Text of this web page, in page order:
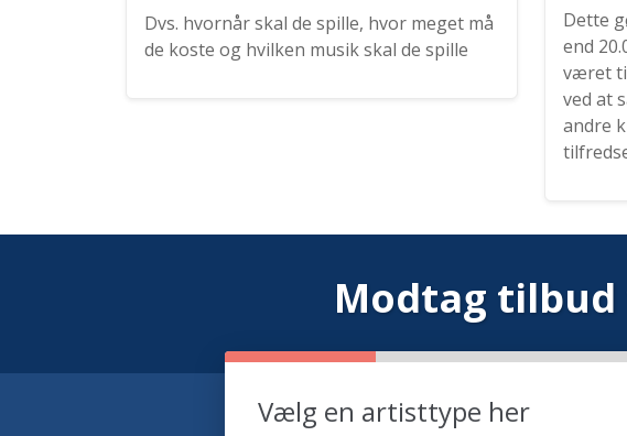
Dvs. hvornår skal de spille, hvor meget må
de koste og hvilken musik skal de spille
Dette
end
været
ved at
andre
Modtag tilbud
Vælg en artisttype her